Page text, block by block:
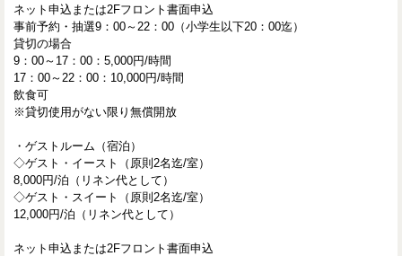
ネット申込または2Fフロント書面申込
事前予約・抽選9：00～22：00（小学生以下20：00迄）
貸切の場合
9：00～17：00：5,000円/時間
17：00～22：00：10,000円/時間
飲食可
※貸切使用がない限り無償開放
・ゲストルーム（宿泊）
◇ゲスト・イースト（原則2名迄/室）
8,000円/泊（リネン代として）
◇ゲスト・スイート（原則2名迄/室）
12,000円/泊（リネン代として）
ネット申込または2Fフロント書面申込